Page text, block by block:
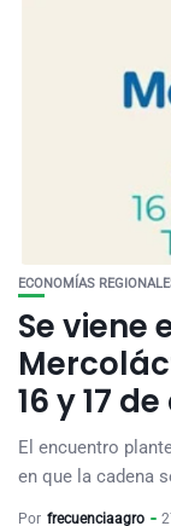
ECONOMÍAS
Se viene
16 y 17
El encuentro
en que la cadena
Por frecuenciaagro